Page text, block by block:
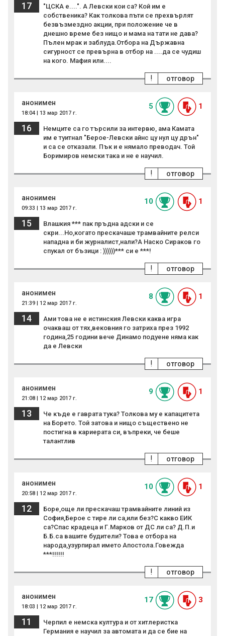
17
"ЦСКА е....". А Левски кои са? Кой им е
собственика? Как толкова пъти се прехвърлят
безвъзмездно акции, при положение че в
днешно време без нищо и мама на тати не дава?
Пълен мрак и заблуда.Отбора на Държавна
сигурност се превърна в отбор на ....да се чудиш
на кого. Мафия или....
отговор
!
анонимен
18:04 | 13 мар 2017 г.
5 1
16
Немците са го търсили за интервю, ама Камата
им е туитнал "Берое-Левски айнс цу нул цу дрън"
и са се отказали. Пък и е нямало преводач. Той
Боримиров немски така и не е научил.
отговор
!
анонимен
09:33 | 13 мар 2017 г.
10 1
15
Влашкия *** пак пръдна адски и се
скри...Но,когато прескачаше трамвайните релси
нападна и би журналист,нали?А Наско Сираков го
спукал от бъзици : ))))))*** си е ***!
отговор
!
анонимен
21:39 | 12 мар 2017 г.
8 1
14
Ами това не е истинския Левски каква игра
очакваш от тях,вековния го затриха през 1992
година,25 години вече Динамо подуене няма как
да е Левски
отговор
!
анонимен
21:08 | 12 мар 2017 г.
9 1
13
Че къде е гаврата тука? Толкова му е капацитета
на Борето. Той затова и нищо съществено не
постигна в кариерата си, въпреки, че беше
талантлив
отговор
!
анонимен
20:58 | 12 мар 2017 г.
10 1
12
Боре,още ли прескачаш трамвайните линий из
София,Берое с тире ли са,или без?С какво ЕИК
са?Спас крадеца и Г.Марков от ДС ли са? Д.П.и
Б.Б.са вашите будители? Това е отбора на
народа,узурпирал името Апостола.Говежда
***!!!!!!
отговор
!
анонимен
18:03 | 12 мар 2017 г.
17 3
11
Черпил е немска култура и от хитлеристка
Германия е научил за автомата и да се бие на